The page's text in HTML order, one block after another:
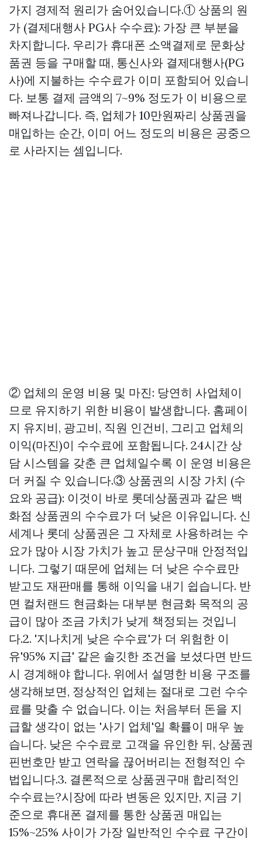
가지 경제적 원리가 숨어있습니다.① 상품의 원
가 (결제대행사 PG사 수수료): 가장 큰 부분을
차지합니다. 우리가 휴대폰 소액결제로 문화상
품권 등을 구매할 때, 통신사와 결제대행사(PG
사)에 지불하는 수수료가 이미 포함되어 있습니
다. 보통 결제 금액의 7~9% 정도가 이 비용으로
빠져나갑니다. 즉, 업체가 10만원짜리 상품권을
매입하는 순간, 이미 어느 정도의 비용은 공중으
로 사라지는 셈입니다.
② 업체의 운영 비용 및 마진: 당연히 사업체이
므로 유지하기 위한 비용이 발생합니다. 홈페이
지 유지비, 광고비, 직원 인건비, 그리고 업체의
이익(마진)이 수수료에 포함됩니다. 24시간 상
담 시스템을 갖춘 큰 업체일수록 이 운영 비용은
더 커질 수 있습니다.③ 상품권의 시장 가치 (수
요와 공급): 이것이 바로 롯데상품권과 같은 백
화점 상품권의 수수료가 더 낮은 이유입니다. 신
세계나 롯데 상품권은 그 자체로 사용하려는 수
요가 많아 시장 가치가 높고 문상구매 안정적입
니다. 그렇기 때문에 업체는 더 낮은 수수료만
받고도 재판매를 통해 이익을 내기 쉽습니다. 반
면 컬처랜드 현금화는 대부분 현금화 목적의 공
급이 많아 조금 가치가 낮게 책정되는 것입니
다.2. '지나치게 낮은 수수료'가 더 위험한 이
유'95% 지급' 같은 솔깃한 조건을 보셨다면 반드
시 경계해야 합니다. 위에서 설명한 비용 구조를
생각해보면, 정상적인 업체는 절대로 그런 수수
료를 맞출 수 없습니다. 이는 처음부터 돈을 지
급할 생각이 없는 '사기 업체'일 확률이 매우 높
습니다. 낮은 수수료로 고객을 유인한 뒤, 상품권
핀번호만 받고 연락을 끊어버리는 전형적인 수
법입니다.3. 결론적으로 상품권구매 합리적인
수수료는?시장에 따라 변동은 있지만, 지금 기
준으로 휴대폰 결제를 통한 상품권 매입는
15%~25% 사이가 가장 일반적인 수수료 구간이